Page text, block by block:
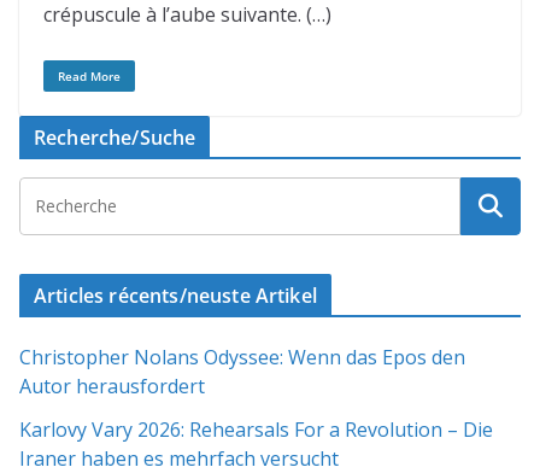
crépuscule à l’aube suivante. (…)
Read More
Recherche/Suche
Articles récents/neuste Artikel
Christopher Nolans Odyssee: Wenn das Epos den
Autor herausfordert
Karlovy Vary 2026: Rehearsals For a Revolution – Die
Iraner haben es mehrfach versucht